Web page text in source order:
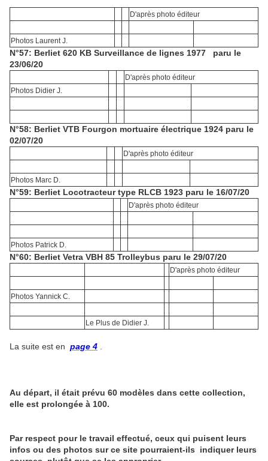
D'après photo éditeur
Photos Laurent J.
N°57: Berliet 620 KB Surveillance de lignes 1977 paru le
23/06/20
D'après photo éditeur
Photos Didier J.
N°58: Berliet VTB Fourgon mortuaire électrique 1924 paru le
02/07/20
D'après photo éditeur
Photos Marc D.
N°59: Berliet Locotracteur type RLCB 1923 paru le 16/07/20
D'après photo éditeur
Photos Patrick D.
N°60: Berliet Vetra VBH 85 Trolleybus paru le 29/07/20
D'après photo éditeur
Photos Yannick C.
Le Plus de Didier J.
La suite est en page 4
Au départ, il était prévu 60 modèles dans cette collection,
elle est prolongée à 100.
Par respect pour le travail effectué, ceux qui puisent leurs
infos ou des photos sur ce site pourraient-ils indiquer leurs